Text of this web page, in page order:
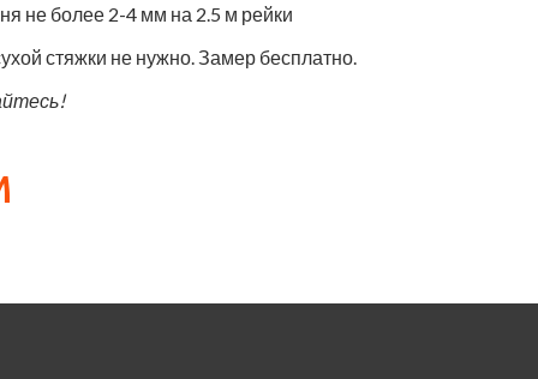
не более 2-4 мм на 2.5 м рейки
стяжки не нужно. Замер бесплатно.